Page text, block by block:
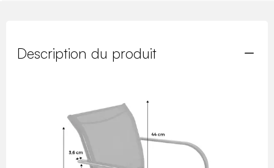
Description du produit